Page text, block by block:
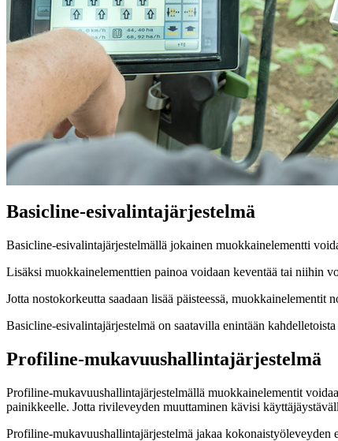
Basicline-esivalintajärjestelmä
Basicline-esivalintajärjestelmällä jokainen muokkainelementti
Lisäksi muokkainelementtien painoa voidaan keventää tai niihin
Jotta nostokorkeutta saadaan lisää päisteessä,
Basicline-esivalintajärjestelmä on saatavilla enintään
Profiline-mukavuushallintajärjestelmä
Profiline-mukavuushallintajärjestelmällä muokkainelementit
painikkeelle. Jotta rivileveyden muuttaminen kävisi
Profiline-mukavuushallintajärjestelmä jakaa